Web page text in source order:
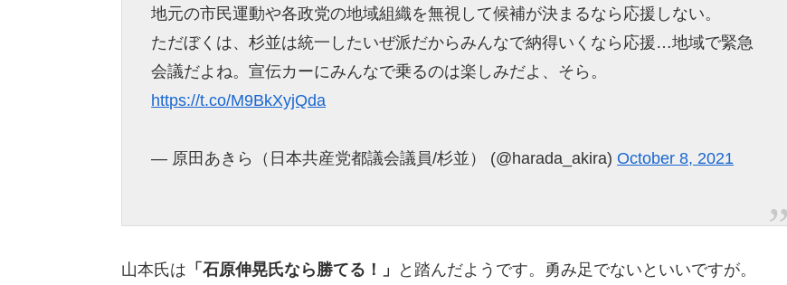
地元の市民運動や各政党の地域組織を無視して候補が決まるなら応援しない。
ただぼくは、杉並は統一したいぜ派だからみんなで納得いくなら応援…地域で緊急
会議だよね。宣伝カーにみんなで乗るのは楽しみだよ、そら。
https://t.co/M9BkXyjQda
— 原田あきら（日本共産党都議会議員/杉並） (@harada_akira)October 8, 2021
山本氏は 「石原伸晃氏なら勝てる！」 と踏んだようです。勇み足でないといいですが。